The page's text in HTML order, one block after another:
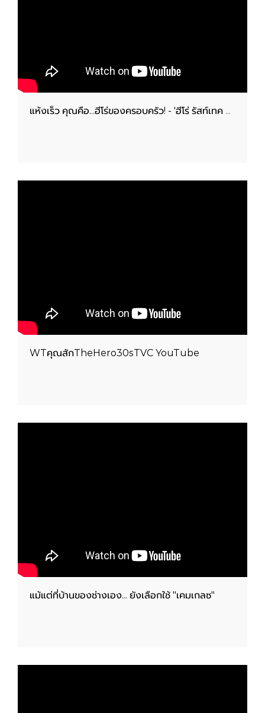
แห้งเร็ว คุณคือ...ฮีโร่ของครอบครัว! - 'ฮีโร่ รัสท์เทค 2IN1..
WTคุณสักTheHero30sTVC YouTube
แม้แต่ที่บ้านของช่างเอง... ยังเลือกใช้ "เคมเกลซ"